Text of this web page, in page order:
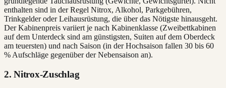
enthalten sind in der Regel Nitrox, Alkohol, Parkgebühren,
Trinkgelder oder Leihausrüstung, die über das Nötigste hinausgeht.
Der Kabinenpreis variiert je nach Kabinenklasse (Zweibettkabinen
auf dem Unterdeck sind am günstigsten, Suiten auf dem Oberdeck
am teuersten) und nach Saison (in der Hochsaison fallen 30 bis 60
% Aufschläge gegenüber der Nebensaison an).
2. Nitrox-Zuschlag